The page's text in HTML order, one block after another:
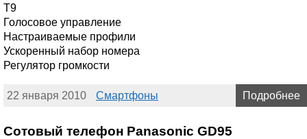
T9
Голосовое управление
Настраиваемые профили
Ускоренный набор номера
Регулятор громкости
22 января 2010 Смартфоны Подробнее
Сотовый телефон Panasonic GD95